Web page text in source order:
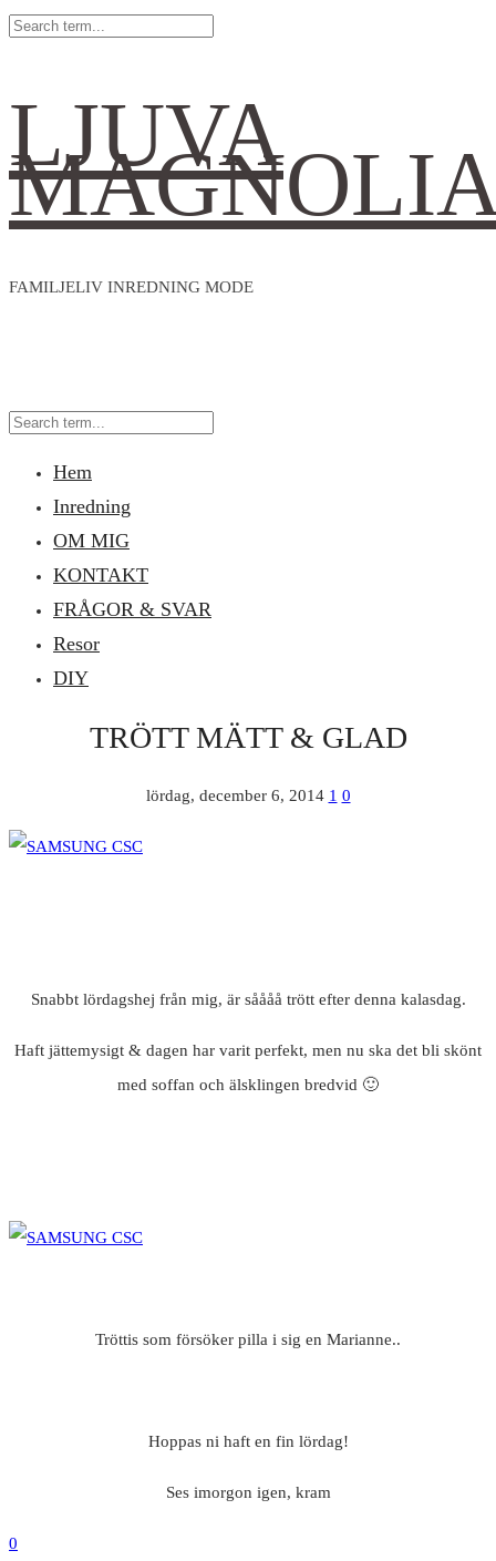
LJUVA
FAMILJELIV INREDNING MODE
Hem
Inredning
OM MIG
KONTAKT
FRÅGOR & SVAR
Resor
DIY
TRÖTT MÄTT & GLAD
lördag, december 6, 2014 1 0
Snabbt lördagshej från mig, är såååå trött efter denna kalasdag.
Haft jättemysigt & dagen har varit perfekt, men nu ska det bli skönt
med soffan och älsklingen bredvid 🙂
Tröttis som försöker pilla i sig en Marianne..
Hoppas ni haft en fin lördag!
Ses imorgon igen, kram
0